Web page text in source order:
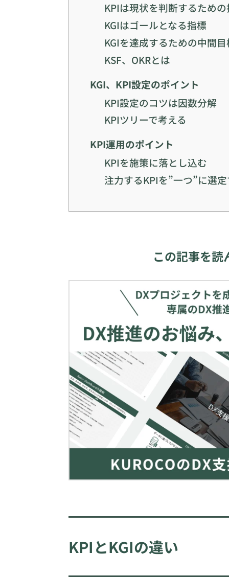
KPIは現状を判断するため
KGIはゴールとなる指標
KGIを達成するための中間
KSF、OKRとは
KGI、KPI設定のポイント
KPI設定のコツは因数分解
KPIツリーで考える
KPI運用のポイント
KPIを施策に落とし込む
注力するKPIを”一つ”に選
この記事を読
KPIとKGIの違い